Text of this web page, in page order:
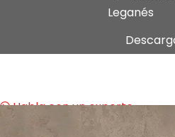
Leganés
Habla con un experto